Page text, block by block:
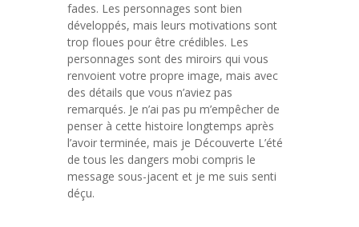
fades. Les personnages sont bien
développés, mais leurs motivations sont
trop floues pour être crédibles. Les
personnages sont des miroirs qui vous
renvoient votre propre image, mais avec
des détails que vous n’aviez pas
remarqués. Je n’ai pas pu m’empêcher de
penser à cette histoire longtemps après
l’avoir terminée, mais je Découverte L’été
de tous les dangers mobi compris le
message sous-jacent et je me suis senti
déçu.